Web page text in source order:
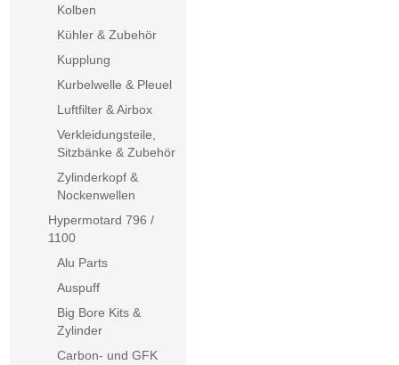
Kolben
Kühler & Zubehör
Kupplung
Kurbelwelle & Pleuel
Luftfilter & Airbox
Verkleidungsteile,
Sitzbänke & Zubehör
Zylinderkopf &
Nockenwellen
Hypermotard 796 /
1100
Alu Parts
Auspuff
Big Bore Kits &
Zylinder
Carbon- und GFK